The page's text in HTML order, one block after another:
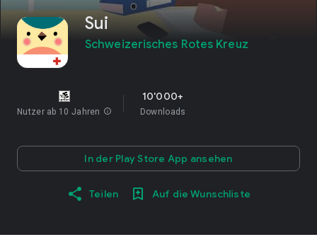
Sui
Schweizerisches Rotes Kreuz
Nutzer ab 10 Jahren info
10'000+
Downloads
In der Play Store App ansehen
Teilen Auf die Wunschliste